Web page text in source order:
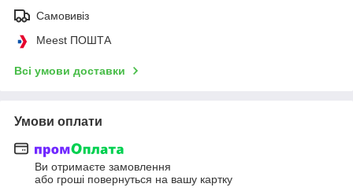
Самовивіз
Meest ПОШТА
Всі умови доставки
Умови оплати
Ви отримаєте замовлення
або гроші повернуться на вашу картку